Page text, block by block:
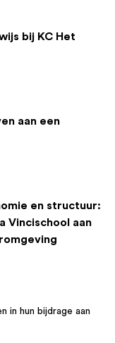
bij KC Het
aan een
en structuur:
Vincischool aan
in hun bijdrage aan